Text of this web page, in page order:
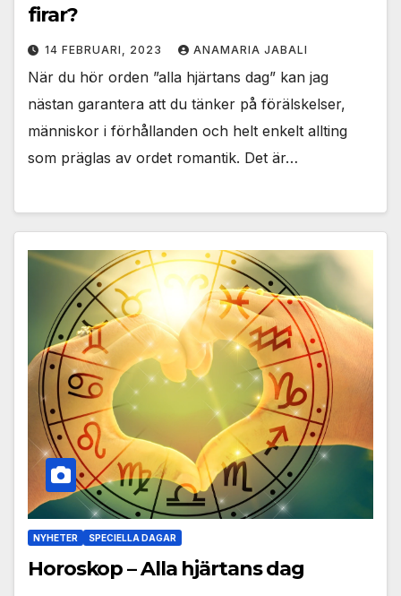
firar?
14 FEBRUARI, 2023 ANAMARIA JABALI
När du hör orden ”alla hjärtans dag” kan jag
nästan garantera att du tänker på förälskelser,
människor i förhållanden och helt enkelt allting
som präglas av ordet romantik. Det är…
NYHETER SPECIELLA DAGAR
Horoskop – Alla hjärtans dag